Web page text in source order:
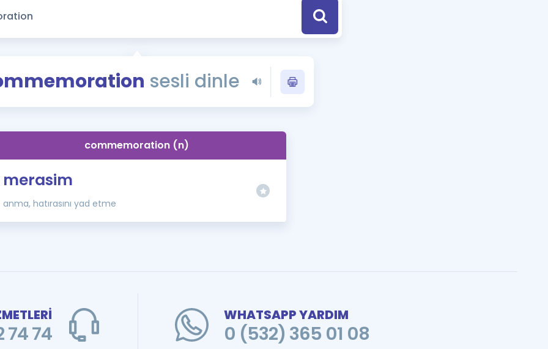
Eğitim ve Kitaplara Özel Fırsatlar
YDS - YÖKDİL Tüm Sınavlarla İlgili Haberler
İngilizce Gramer
İngilizce Gramer ve Konu Anlatımı
sesli dinle
commemoration (n)
merasim
anma, hatırasını yad etme
74
WHATSAPP YARDIM
0 (532) 365 01 08